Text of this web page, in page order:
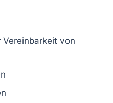
Vereinbarkeit von